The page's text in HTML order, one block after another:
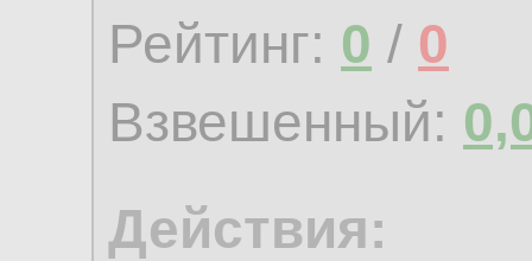
Рейтинг: 0 / 0
Взвешенный:
Действия: